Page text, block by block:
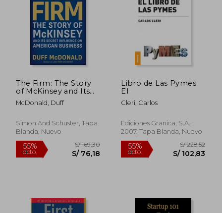
55%
dcto.
S/ 239,90
S/ 107,95
40%
dcto.
The Firm: The Story
of McKinsey and Its
Secret Influence on
American Business
McDonald, Duff
Simon And Schuster, Tapa
Blanda, Nuevo
Libro de Las Pymes
El
Cleri, Carlos
Ediciones Granica, S.A.,
2007, Tapa Blanda, Nuevo